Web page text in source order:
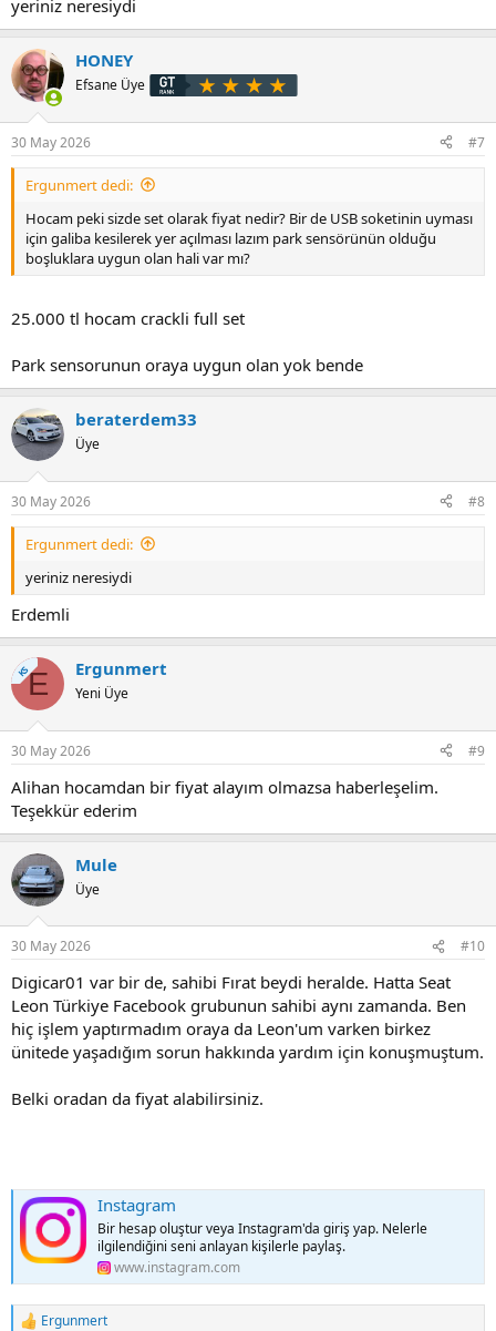
yeriniz neresiydi
HONEY
Efsane Üye
30 May 2026 #7
Ergunmert dedi:
Hocam peki sizde set olarak fiyat nedir? Bir de USB soketinin uyması
için galiba kesilerek yer açılması lazım park sensörünün olduğu
boşluklara uygun olan hali var mı?
25.000 tl hocam crackli full set
Park sensorunun oraya uygun olan yok bende
beraterdem33
Üye
30 May 2026 #8
Ergunmert dedi:
yeriniz neresiydi
Erdemli
KSE Ergunmert
Yeni Üye
30 May 2026 #9
Alihan hocamdan bir fiyat alayım olmazsa haberleşelim.
Teşekkür ederim
Mule
Üye
30 May 2026 #10
Digicar01 var bir de, sahibi Fırat beydi heralde. Hatta Seat
Leon Türkiye Facebook grubunun sahibi aynı zamanda. Ben
hiç işlem yaptırmadım oraya da Leon'um varken birkez
ünitede yaşadığım sorun hakkında yardım için konuşmuştum.
Belki oradan da fiyat alabilirsiniz.
Instagram
Bir hesap oluştur veya Instagram'da giriş yap. Nelerle
ilgilendiğini seni anlayan kişilerle paylaş.
www.instagram.com
Ergunmert